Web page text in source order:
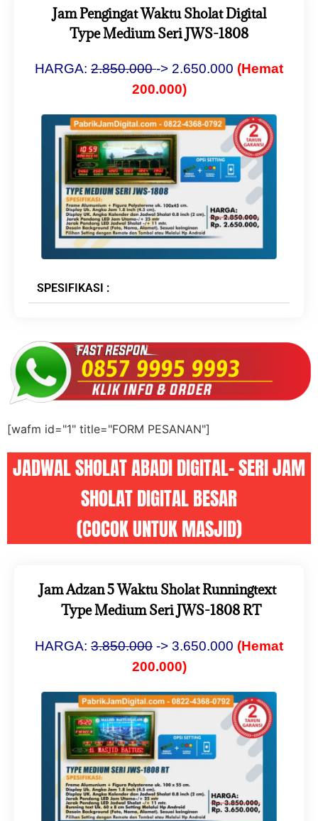
Jam Pengingat Waktu Sholat Digital
Type Medium Seri JWS-1808
HARGA: 2.850.000 -> 2.650.000 (Hemat
200.000)
SPESIFIKASI :
[wafm id="1" title="FORM PESANAN"]
JADWAL SHOLAT ABADI DIGITAL- SERI JAM
SHOLAT DIGITAL BESAR
(COCOK UNTUK MASJID)
Jam Adzan 5 Waktu Sholat Runningtext
Type Medium Seri JWS-1808 RT
HARGA: 3.850.000 -> 3.650.000 (Hemat
200.000)